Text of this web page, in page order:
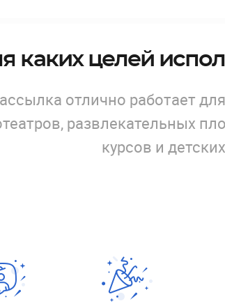
каких целей
отлично работает
развлекательных
курсов и